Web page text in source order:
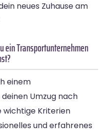
neues Zuhause am
ein Transportunternehmen
einem
Umzug nach
wichtige Kriterien
und erfahrenes